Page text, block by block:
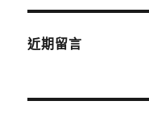
近期留言